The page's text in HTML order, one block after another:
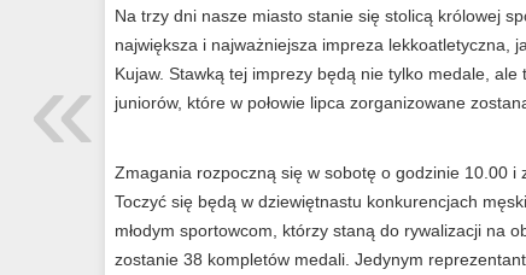
Na trzy dni nasze miasto stanie się stolicą królowej
największa i najważniejsza impreza lekkoatletyczna,
Kujaw. Stawką tej imprezy będą nie tylko medale,
juniorów, które w połowie lipca zorganizowane
Zmagania rozpoczną się w sobotę o godzinie 10.00 i
Toczyć się będą w dziewiętnastu konkurencjach
młodym sportowcom, którzy staną do rywalizacji na
zostanie 38 kompletów medali. Jedynym
«